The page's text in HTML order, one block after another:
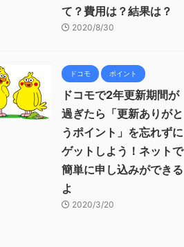
て？費用は？結果は？
2020/8/30
ドコモ ポイント
ドコモで2年更新期間が
過ぎたら「更新ありがと
うポイント」を忘れずに
ゲットしよう！ネットで
簡単に申し込みができる
よ
2020/3/20